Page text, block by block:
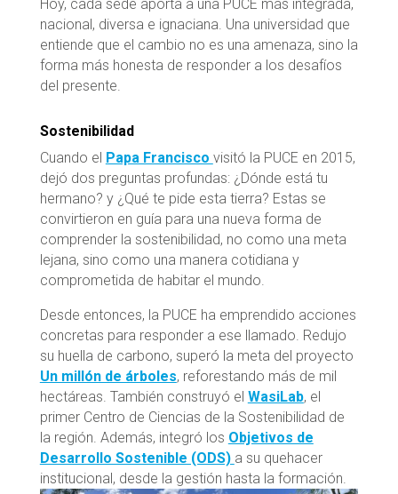
Hoy, cada sede aporta a una PUCE más integrada,
nacional, diversa e ignaciana. Una universidad que
entiende que el cambio no es una amenaza, sino la
forma más honesta de responder a los desafíos
del presente.
Sostenibilidad
Cuando el Papa Francisco visitó la PUCE en 2015,
dejó dos preguntas profundas: ¿Dónde está tu
hermano? y ¿Qué te pide esta tierra? Estas se
convirtieron en guía para una nueva forma de
comprender la sostenibilidad, no como una meta
lejana, sino como una manera cotidiana y
comprometida de habitar el mundo.
Desde entonces, la PUCE ha emprendido acciones
concretas para responder a ese llamado. Redujo
su huella de carbono, superó la meta del proyecto
Un millón de árboles, reforestando más de mil
hectáreas. También construyó el WasiLab, el
primer Centro de Ciencias de la Sostenibilidad de
la región. Además, integró los Objetivos de
Desarrollo Sostenible (ODS) a su quehacer
institucional, desde la gestión hasta la formación.